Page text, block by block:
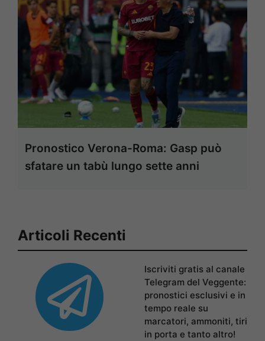
Pronostico Verona-Roma: Gasp può
sfatare un tabù lungo sette anni
Articoli Recenti
Iscriviti gratis al canale
Telegram del Veggente:
pronostici esclusivi e in
tempo reale su
marcatori, ammoniti, tiri
in porta e tanto altro!